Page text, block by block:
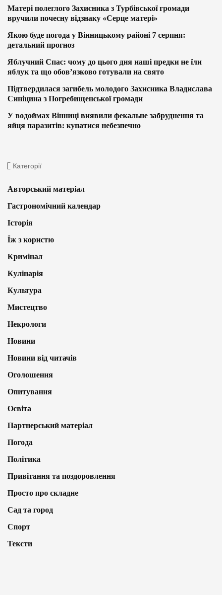
Матері полеглого Захисника з Турбівської громади
вручили почесну відзнаку «Серце матері»
Якою буде погода у Вінницькому районі 7 серпня:
детальний прогноз
Яблучний Спас: чому до цього дня наші предки не їли
яблук та що обов’язково готували на свято
Підтвердилася загибель молодого Захисника Владислава
Синіцина з Погребищенської громади
У водоймах Вінниці виявили фекальне забруднення та
яйця паразитів: купатися небезпечно
Категорії
Авторський матеріал
Гастрономічний календар
Історія
Їж з користю
Кримінал
Кулінарія
Культура
Мистецтво
Некрологи
Новини
Новини від читачів
Оголошення
Опитування
Освіта
Партнерський матеріал
Погода
Політика
Привітання та поздоровлення
Просто про складне
Сад та город
Спорт
Тексти